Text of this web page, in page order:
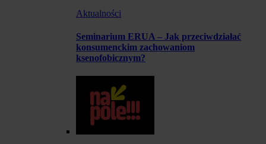
Aktualności
Seminarium ERUA – Jak przeciwdziałać
konsumenckim zachowaniom
ksenofobicznym?